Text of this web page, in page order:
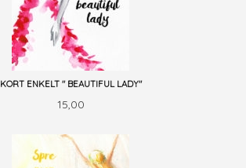
KORT ENKELT " BEAUTIFUL LADY"
Pris
15,00